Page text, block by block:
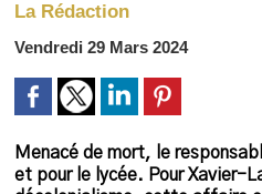
La Rédaction
Vendredi 29 Mars 2024
Menacé de mort, le
et pour le lycée. Pour Xavier-